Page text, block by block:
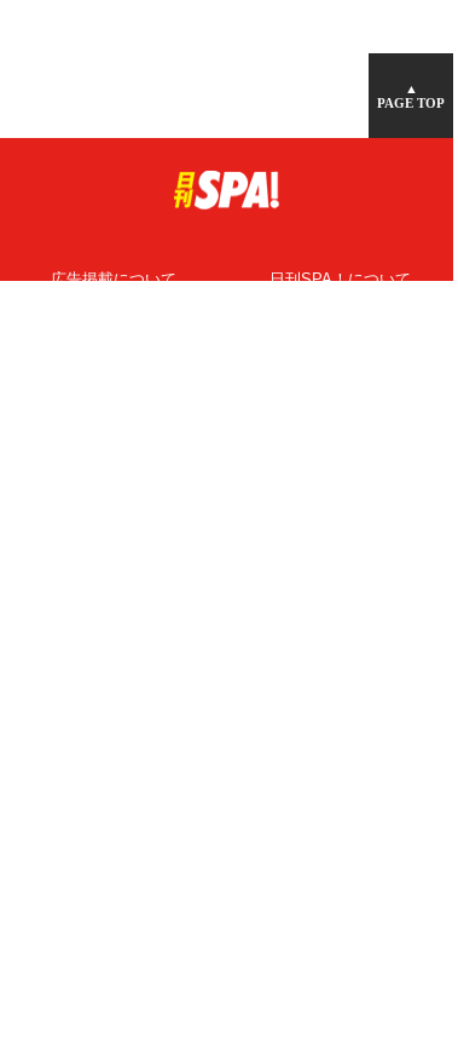
▲
PAGE TOP
広告掲載について 日刊SPA！について